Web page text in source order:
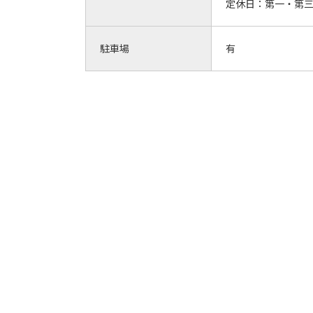
定休日： 第一・第
駐車場 有